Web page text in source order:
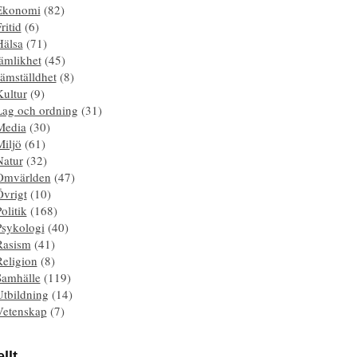
(82)
(6)
(71)
(45)
(8)
(9)
och ordning (31)
(30)
(61)
(32)
(47)
(10)
(168)
(40)
(41)
(8)
(119)
(14)
(7)